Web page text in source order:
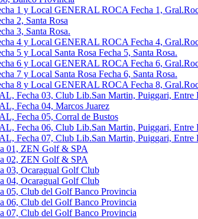
1 y Local GENERAL ROCA Fecha 1,
2, Santa Rosa
3, Santa Rosa.
4 y Local GENERAL ROCA Fecha 4,
5 y Local Santa Rosa Fecha 5, Santa Rosa.
6 y Local GENERAL ROCA Fecha 6,
7 y Local Santa Rosa Fecha 6, Santa Rosa.
8 y Local GENERAL ROCA Fecha 8,
Fecha 03, Club Lib.San Martin, Puiggari, Entre
Fecha 04, Marcos Juarez
Fecha 05, Corral de Bustos
Fecha 06, Club Lib.San Martin, Puiggari, Entre
Fecha 07, Club Lib.San Martin, Puiggari, Entre
01, ZEN Golf & SPA
02, ZEN Golf & SPA
03, Ocaragual Golf Club
04, Ocaragual Golf Club
05, Club del Golf Banco Provincia
06, Club del Golf Banco Provincia
07, Club del Golf Banco Provincia